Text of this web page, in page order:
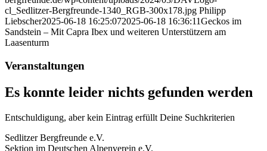
cl_Sedlitzer-Bergfreunde-1340_RGB-300x178.jpg Philipp
Liebscher2025-06-18 16:25:072025-06-18 16:36:11Geckos im
Sandstein – Mit Capra Ibex und weiteren Unterstützern am
Laasenturm
Veranstaltungen
Es konnte leider nichts gefunden werden
Entschuldigung, aber kein Eintrag erfüllt Deine Suchkriterien
Sedlitzer Bergfreunde e.V.
Sektion im Deutschen Alpenverein e.V.